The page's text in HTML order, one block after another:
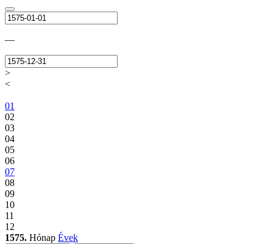
—
>
<
01
02
03
04
05
06
07
08
09
10
11
12
1575. Hónap Évek